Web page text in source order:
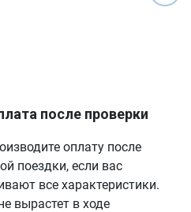
после проверки
оплату после
поездки, если вас
все характеристики.
вырастет в ходе